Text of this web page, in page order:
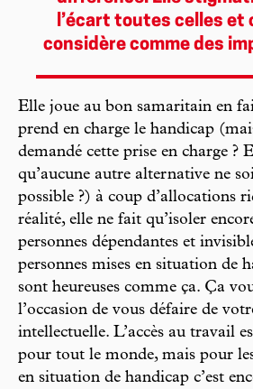
l’écart toutes celles et
considère comme des
Elle joue au bon samaritain en
prend en charge le handicap
demandé cette prise en charge ?
qu’aucune autre alternative ne
possible ?) à coup d’allocations
réalité, elle ne fait qu’isoler
personnes dépendantes et
personnes mises en situation de
sont heureuses comme ça. Ça
l’occasion de vous défaire de
intellectuelle. L’accès au travail
pour tout le monde, mais pour
en situation de handicap c’est